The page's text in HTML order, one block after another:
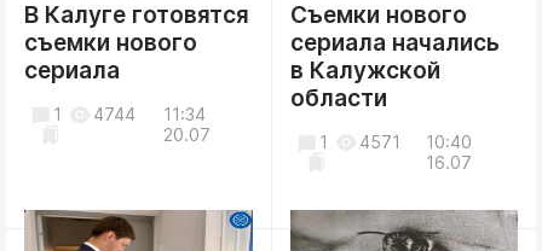
В Калуге готовятся
съемки нового
сериала
11:34
20.07
1 4744
Съемки нового
сериала начались
в Калужской
области
10:40
16.07
1 4571